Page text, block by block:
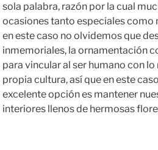
sola palabra, razón por la cual
ocasiones tanto especiales como
en este caso no olvidemos que
inmemoriales, la ornamentación
para vincular al ser humano con
propia cultura, así que en este
excelente opción es mantener
interiores llenos de hermosas